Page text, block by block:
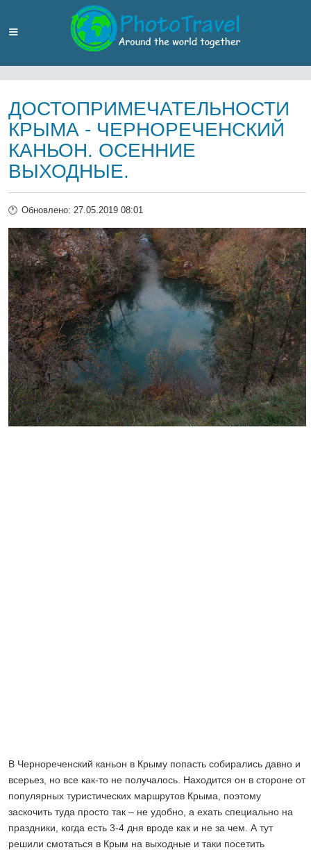
ДОСТОПРИМЕЧАТЕЛЬНОСТИ
КРЫМА - ЧЕРНОРЕЧЕНСКИЙ
КАНЬОН. ОСЕННИЕ
ВЫХОДНЫЕ.
Обновлено: 27.05.2019 08:01
В Чернореченский каньон в Крыму попасть собирались давно и
всерьез, но все как-то не получалось. Находится он в стороне от
популярных туристических маршрутов Крыма, поэтому
заскочить туда просто так – не удобно, а ехать специально на
праздники, когда есть 3-4 дня вроде как и не за чем. А тут
решили смотаться в Крым на выходные и таки посетить